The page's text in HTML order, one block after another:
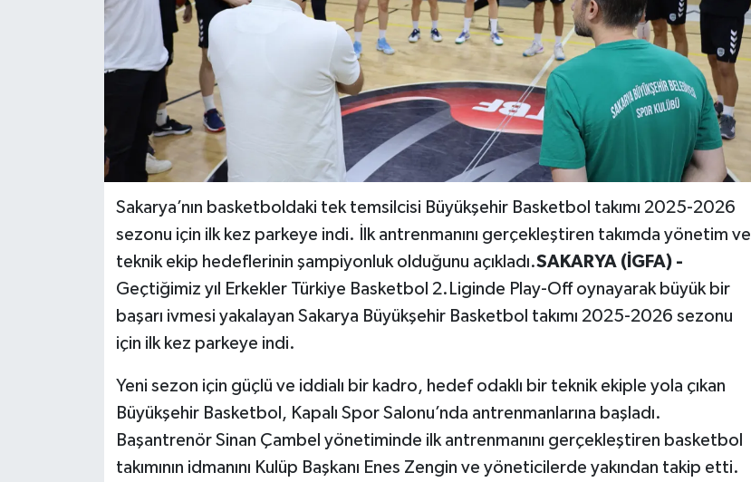
Sakarya’nın basketboldaki tek temsilcisi Büyükşehir Basketbol takımı 2025-2026
sezonu için ilk kez parkeye indi. İlk antrenmanını gerçekleştiren takımda yönetim ve
teknik ekip hedeflerinin şampiyonluk olduğunu açıkladı.SAKARYA (İGFA) -
Geçtiğimiz yıl Erkekler Türkiye Basketbol 2.Liginde Play-Off oynayarak büyük bir
başarı ivmesi yakalayan Sakarya Büyükşehir Basketbol takımı 2025-2026 sezonu
için ilk kez parkeye indi.
Yeni sezon için güçlü ve iddialı bir kadro, hedef odaklı bir teknik ekiple yola çıkan
Büyükşehir Basketbol, Kapalı Spor Salonu’nda antrenmanlarına başladı.
Başantrenör Sinan Çambel yönetiminde ilk antrenmanını gerçekleştiren basketbol
takımının idmanını Kulüp Başkanı Enes Zengin ve yöneticilerde yakından takip etti.